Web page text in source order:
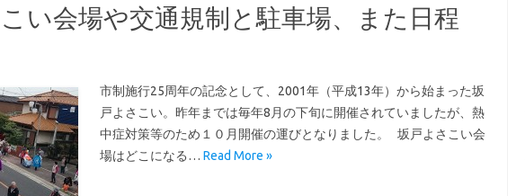
い会場や交通規制と駐車場、また日程
市制施行25周年の記念として、2001年（平成13年）から始まった坂
戸よさこい。昨年までは毎年8月の下旬に開催されていましたが、熱
中症対策等のため１０月開催の運びとなりました。 坂戸よさこい会
場はどこになる… Read More »